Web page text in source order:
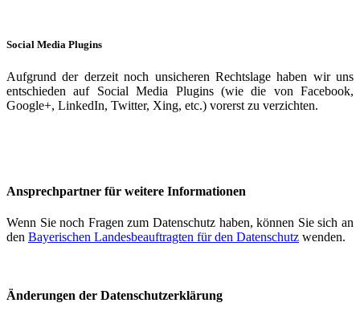
Social Media Plugins
Aufgrund der derzeit noch unsicheren Rechtslage haben wir uns
entschieden auf Social Media Plugins (wie die von Facebook,
Google+, LinkedIn, Twitter, Xing, etc.) vorerst zu verzichten.
Ansprechpartner für weitere Informationen
Wenn Sie noch Fragen zum Datenschutz haben, können Sie sich an
den Bayerischen Landesbeauftragten für den Datenschutz wenden.
Änderungen der Datenschutzerklärung